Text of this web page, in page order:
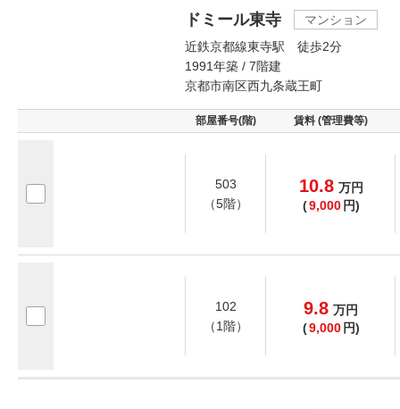
ドミール東寺
マンション
近鉄京都線東寺駅 徒歩2分
1991年築 / 7階建
京都市南区西九条蔵王町
部屋番号(階) 賃料 (管理費等)
503
（5階）
10.8 万円
(9,000 円)
102
（1階）
9.8 万円
(9,000 円)